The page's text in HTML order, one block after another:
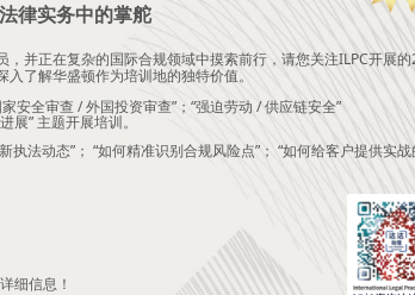
律实务中的掌舵
并正在复杂的国际合规领域中摸索前行，请您关注ILPC开展
了解华盛顿作为培训地的独特价值。
安全审查 / 外国投资审查”；“强迫劳动 / 供应链安全”
主题开展培训。
法动态”； “如何精准识别合规风险点”； “如何给客户提供实
细信息！